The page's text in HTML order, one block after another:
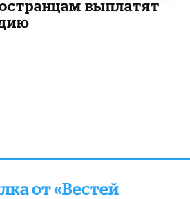
выплатят
от «Вестей